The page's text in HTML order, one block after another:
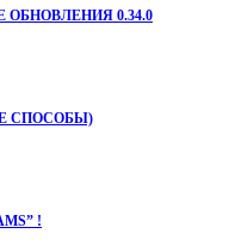
ОБНОВЛЕНИЯ 0.34.0
СПОСОБЫ)
!